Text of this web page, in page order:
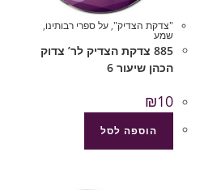
"צדקת הצדיק",על ספרי רבותינו,
שמע
885 צדקת הצדיק לר’ צדוק
הכהן שיעור 6
₪10
הוספה לסל